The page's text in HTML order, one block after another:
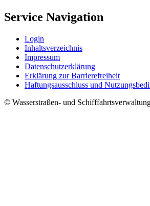
Service Navigation
Log­in
In­halts­ver­zeich­nis
Im­pres­s­um
Da­ten­schut­z­er­klä­rung
Er­klä­rung zur Bar­rie­re­frei­heit
Haf­tungs­aus­schluss und
© Wasserstraßen- und